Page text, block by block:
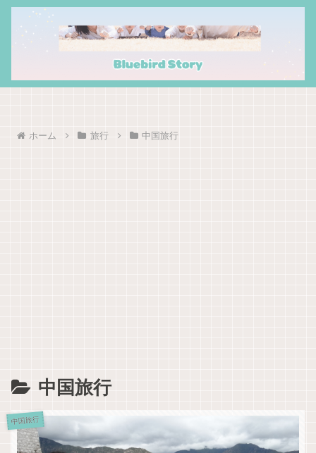
ホーム 旅行 中国旅行
中国旅行
中国旅行